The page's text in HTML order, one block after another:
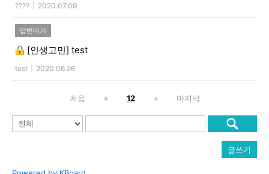
???? 2020.07.09
답변대기
[인생고민] test
test 2020.06.26
처음 « 12 » 마지막
글쓰기